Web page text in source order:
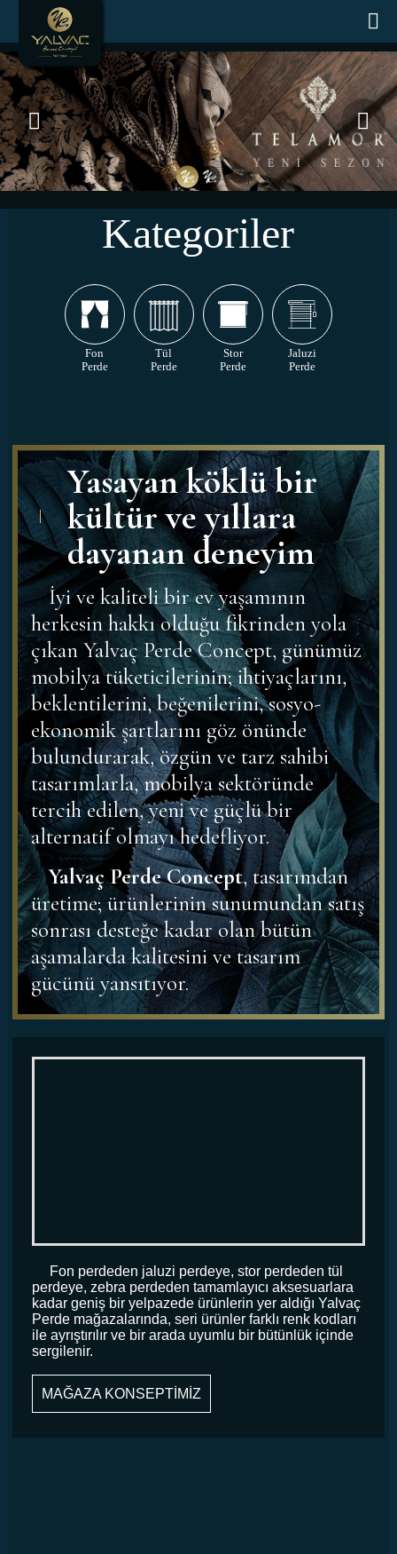
Kategoriler
Fon
Perde
Tül
Perde
Stor
Perde
Jaluzi
Perde
Yasayan köklü bir
kültür ve yıllara
dayanan deneyim
İyi ve kaliteli bir ev yaşamının
herkesin hakkı olduğu fikrinden yola
çıkan Yalvaç Perde Concept, günümüz
mobilya tüketicilerinin; ihtiyaçlarını,
beklentilerini, beğenilerini, sosyo-
ekonomik şartlarını göz önünde
bulundurarak, özgün ve tarz sahibi
tasarımlarla, mobilya sektöründe
tercih edilen, yeni ve güçlü bir
alternatif olmayı hedefliyor.
Yalvaç Perde Concept, tasarımdan
üretime; ürünlerinin sunumundan satış
sonrası desteğe kadar olan bütün
aşamalarda kalitesini ve tasarım
gücünü yansıtıyor.
Fon perdeden jaluzi perdeye, stor perdeden tül
perdeye, zebra perdeden tamamlayıcı aksesuarlara
kadar geniş bir yelpazede ürünlerin yer aldığı Yalvaç
Perde mağazalarında, seri ürünler farklı renk kodları
ile ayrıştırılır ve bir arada uyumlu bir bütünlük içinde
sergilenir.
MAĞAZA KONSEPTİMİZ